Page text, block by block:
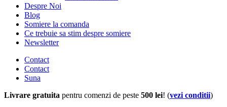
Despre Noi
Blog
Somiere la comanda
Ce trebuie sa stim despre somiere
Newsletter
Contact
Contact
Suna
Livrare gratuita pentru comenzi de peste 500 lei! (vezi conditii)